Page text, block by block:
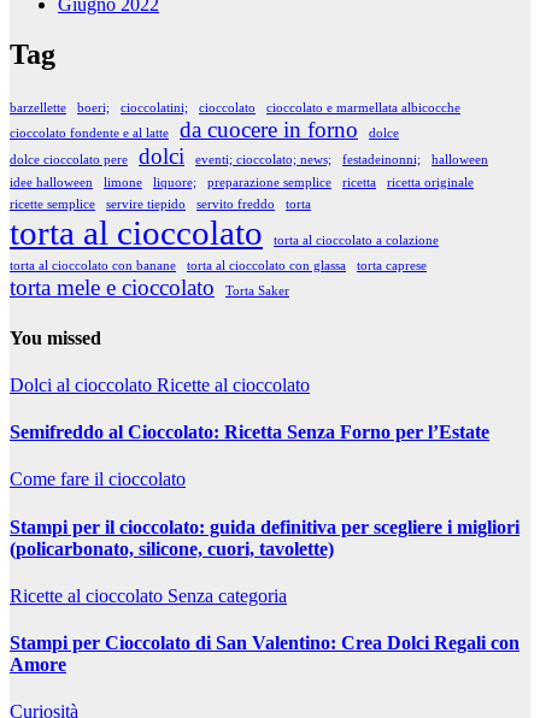
Tag
barzellette boeri; cioccolatini; cioccolato
cioccolato e marmellata albicocche
cioccolato fondente e al latte
da cuocere in forno
dolce
dolce cioccolato pere
dolci eventi; cioccolato; news; festadeinonni;
halloween
idee halloween
limone liquore; preparazione semplice ricetta
ricetta originale
ricette semplice
servire tiepido servito freddo torta
torta al cioccolato
torta al cioccolato a colazione
torta al cioccolato con banane
torta al cioccolato con glassa torta caprese
torta mele e cioccolato Torta Saker
You missed
Dolci al cioccolato Ricette al cioccolato
Semifreddo al Cioccolato: Ricetta Senza Forno per l’Estate
Come fare il cioccolato
Stampi per il cioccolato: guida definitiva per scegliere i migliori
(policarbonato, silicone, cuori, tavolette)
Ricette al cioccolato Senza categoria
Stampi per Cioccolato di San Valentino: Crea Dolci Regali con
Amore
Curiosità